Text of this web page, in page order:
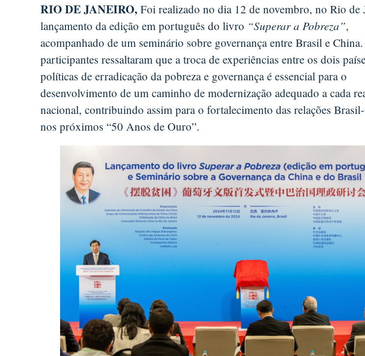
RIO DE JANEIRO, Foi realizado no dia 12 de novembro, no Rio de
lançamento da edição em português do livro “Superar a Pobreza”,
acompanhado de um seminário sobre governança entre Brasil e
participantes ressaltaram que a troca de experiências entre os dois
políticas de erradicação da pobreza e governança é essencial para o
desenvolvimento de um caminho de modernização adequado a cada
nacional, contribuindo assim para o fortalecimento das relações
nos próximos “50 Anos de Ouro”.